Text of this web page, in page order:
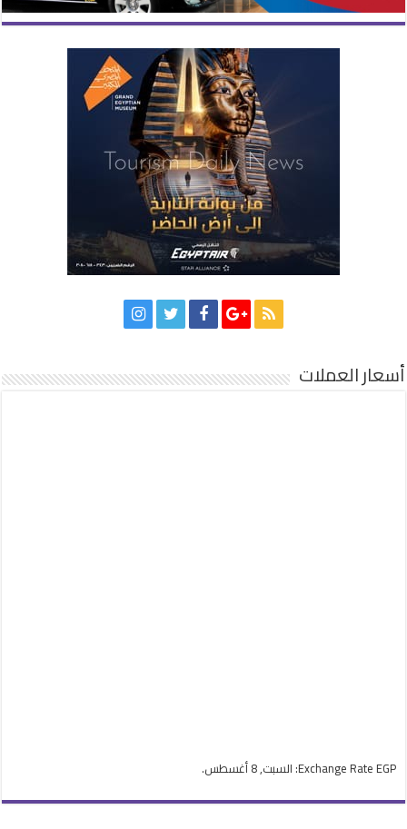
أسعار العملات
Exchange Rate EGP : السبت, 8 أغسطس.